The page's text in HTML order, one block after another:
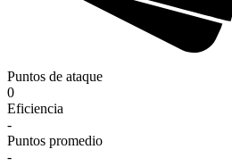
Puntos de ataque
0
Eficiencia
-
Puntos promedio
-